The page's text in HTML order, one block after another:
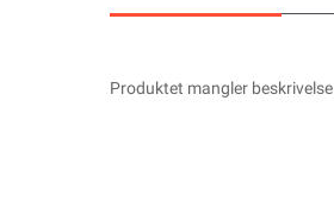
Produktet mangler beskrivelse